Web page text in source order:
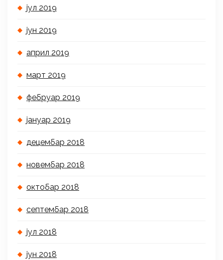
јул 2019
јун 2019
април 2019
март 2019
фебруар 2019
јануар 2019
децембар 2018
новембар 2018
октобар 2018
септембар 2018
јул 2018
јун 2018